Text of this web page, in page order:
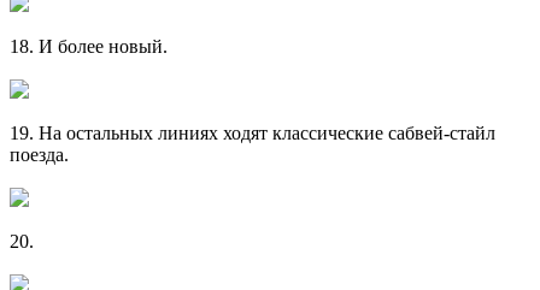
18. И более новый.
19. На остальных линиях ходят классические сабвей-стайл
поезда.
20.